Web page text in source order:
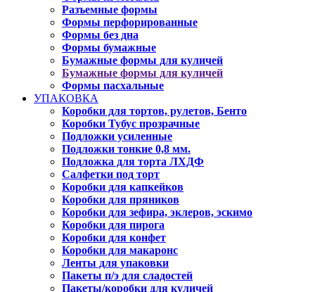
Разъемные формы
Формы перфорированные
Формы без дна
Формы бумажные
Бумажные формы для куличей
Бумажные формы для куличей
Формы пасхальные
УПАКОВКА
Коробки для тортов, рулетов, Бенто
Коробки Тубус прозрачные
Подложки усиленные
Подложки тонкие 0,8 мм.
Подложка для торта ЛХДФ
Салфетки под торт
Коробки для капкейков
Коробки для пряников
Коробки для зефира, эклеров, эскимо
Коробки для пирога
Коробки для конфет
Коробки для макаронс
Ленты для упаковки
Пакеты п/э для сладостей
Пакеты/коробки для куличей